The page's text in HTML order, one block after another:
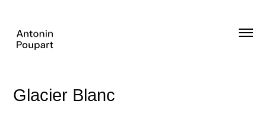
Glacier Blanc